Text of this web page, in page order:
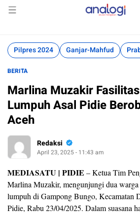
Analogi
Akurat Mengabari
Pilpres 2024 Ganjar-Mahfud
BERITA
Marlina Muzakir
Lumpuh Asal Pidie
Aceh
Redaksi
April 23, 2025 - 11:43 am
MEDIASATU | PIDIE – Ketua Tim
Marlina Muzakir, mengunjungi dua
lumpuh di Gampong Bungo, Kecamatan
Pidie, Rabu 23/04/2025. Dalam suasana